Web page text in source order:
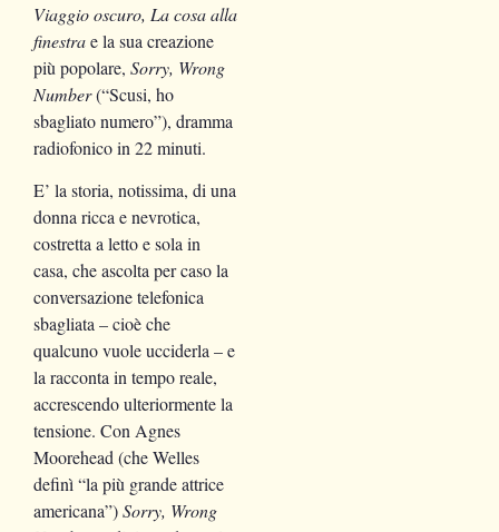
Viaggio oscuro, La cosa alla
finestrae la sua creazione
più popolare, Sorry, Wrong
Number(“Scusi, ho
sbagliato numero”), dramma
radiofonico in 22 minuti.
E’ la storia, notissima, di una
donna ricca e nevrotica,
costretta a letto e sola in
casa, che ascolta per caso la
conversazione telefonica
sbagliata – cioè che
qualcuno vuole ucciderla – e
la racconta in tempo reale,
accrescendo ulteriormente la
tensione. Con Agnes
Moorehead (che Welles
definì “la più grande attrice
americana”)Sorry, Wrong